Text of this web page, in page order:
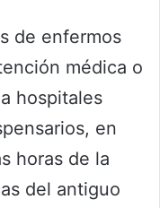
de enfermos
médica o
hospitales
en
horas de la
del antiguo